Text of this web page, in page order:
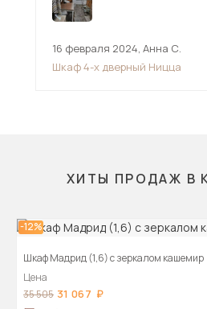
16 февраля 2024, Анна С.
Шкаф 4-х дверный Ницца
ХИТЫ ПРОДАЖ В
-12%
Шкаф Мадрид (1,6) с зеркалом кашемир
Цена
35 505 31 067